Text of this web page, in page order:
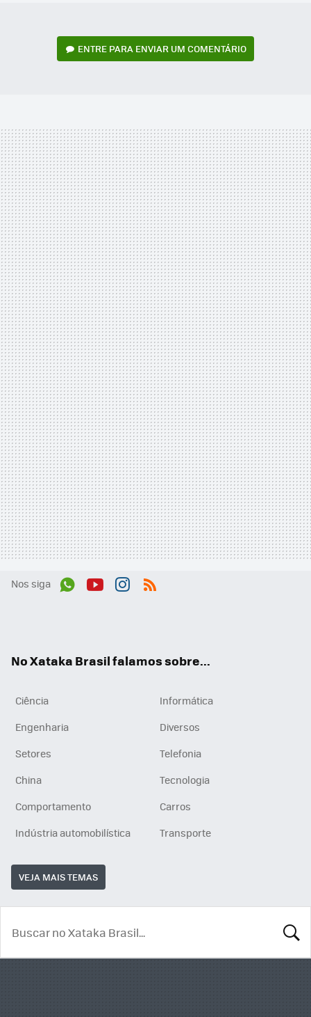
ENTRE PARA ENVIAR UM COMENTÁRIO
Nos siga
No Xataka Brasil falamos sobre...
Ciência
Informática
Engenharia
Diversos
Setores
Telefonia
China
Tecnologia
Comportamento
Carros
Indústria automobilística
Transporte
VEJA MAIS TEMAS